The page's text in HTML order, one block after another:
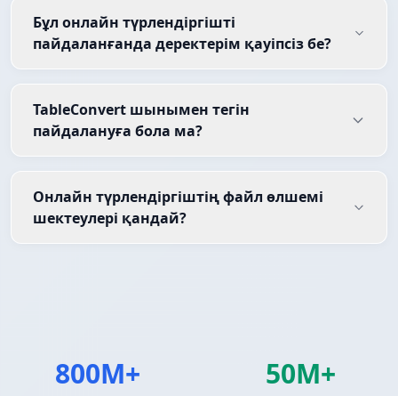
Бұл онлайн түрлендіргішті
пайдаланғанда деректерім қауіпсіз бе?
TableConvert шынымен тегін
пайдалануға бола ма?
Онлайн түрлендіргіштің файл өлшемі
шектеулері қандай?
800M+ 50M+